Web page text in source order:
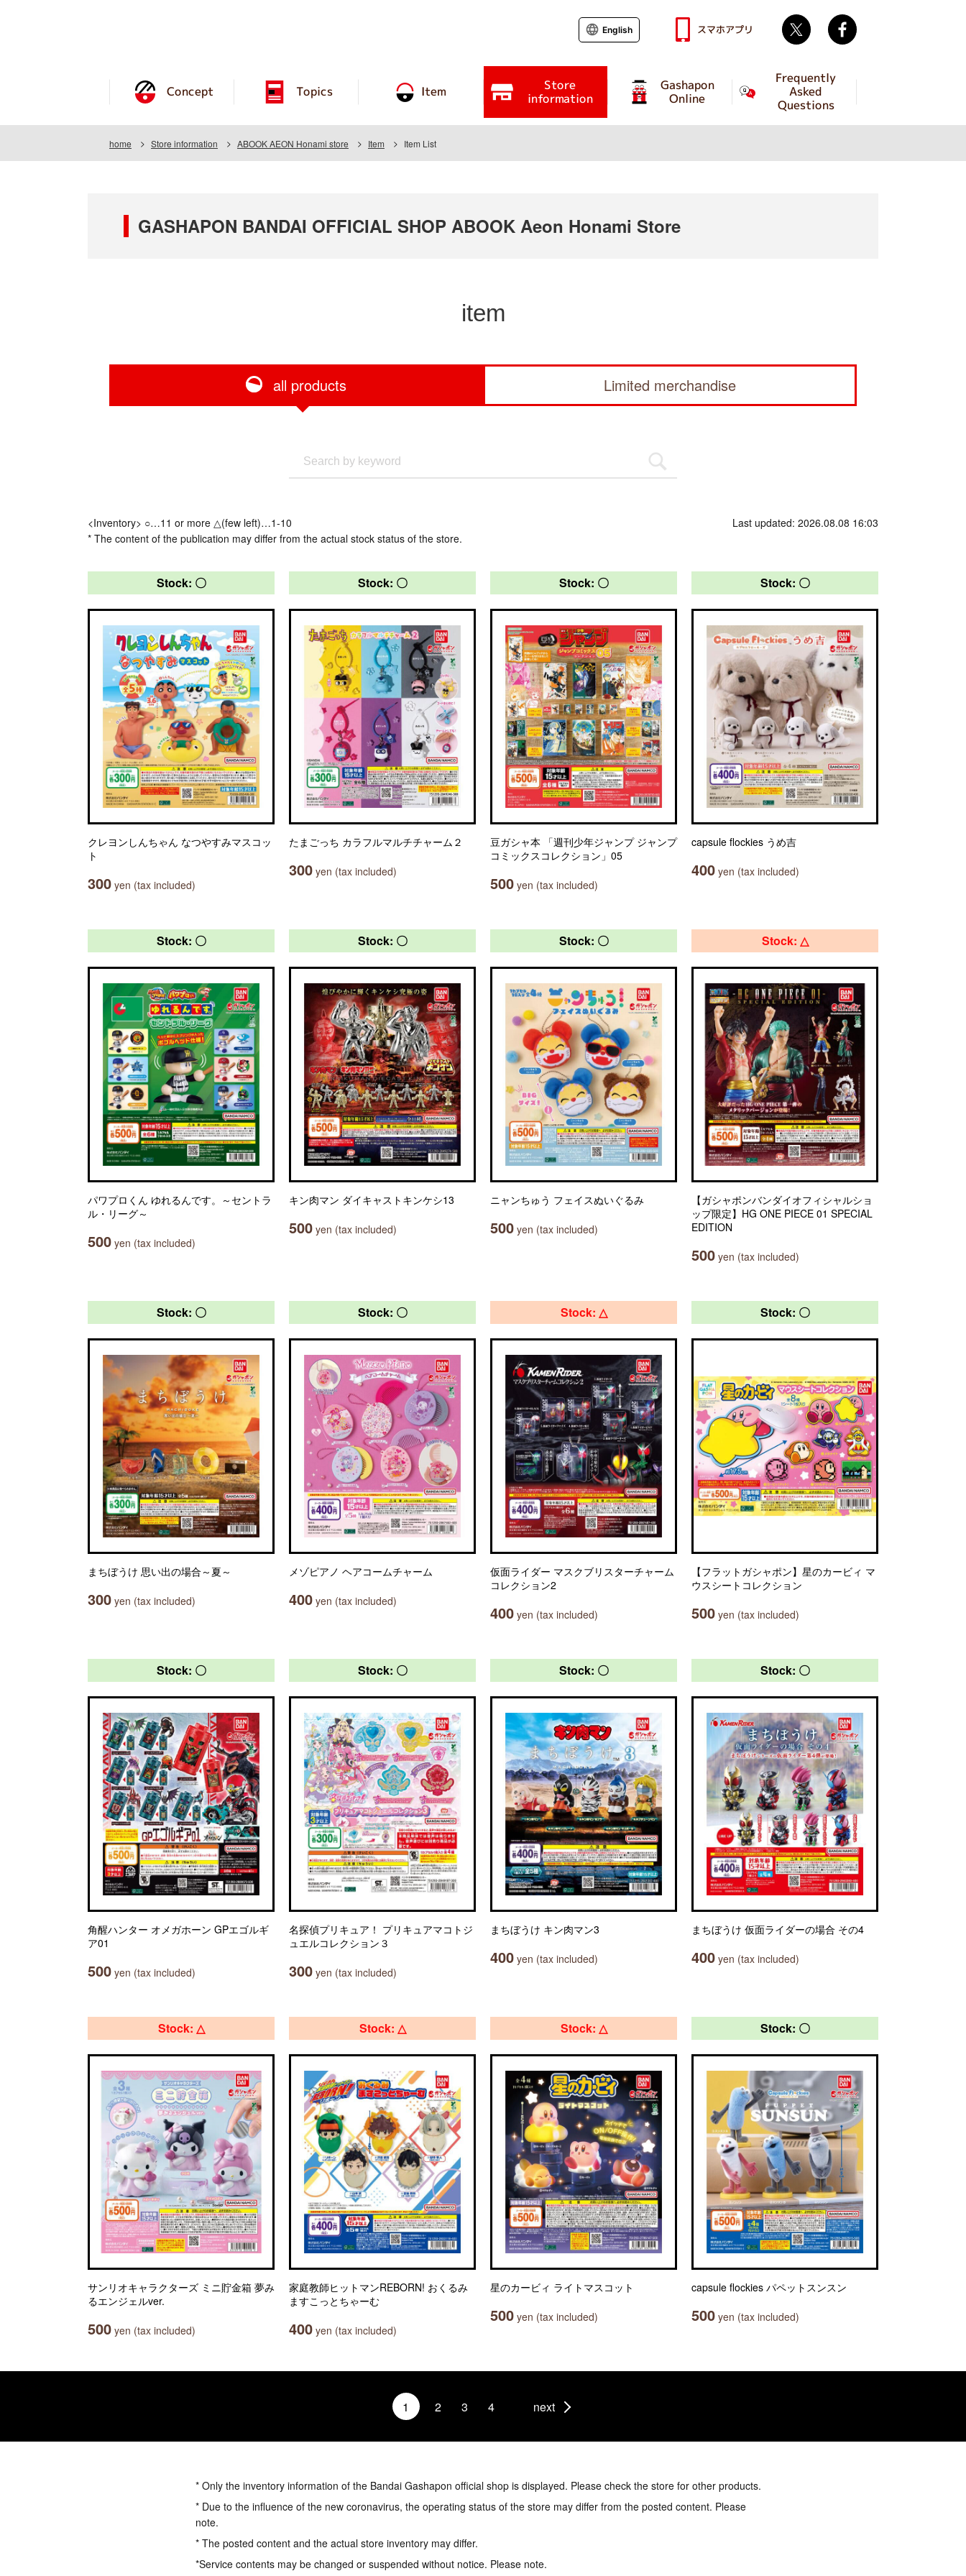
Concept Topics Item Store
information
Gashapon
Online
Frequently
Asked
Questions
English スマホアプリ Twitter
home Store information ABOOK AEON Honami store Item Item List
GASHAPON BANDAI OFFICIAL SHOP ABOOK Aeon Honami Store
item
all products Limited merchandise
<Inventory> ○…11 or more △(few left)…1-10
* The content of the publication may differ from the actual stock status of the store.
Last updated: 2026.08.08 16:03
Stock: 〇
クレヨンしんちゃん なつやすみマスコッ
ト
300 yen (tax included)
Stock: 〇
たまごっち カラフルマルチチャーム２
300 yen (tax included)
Stock: 〇
豆ガシャ本 「週刊少年ジャンプ ジャンプ
コミックスコレクション」05
500 yen (tax included)
Stock: 〇
capsule flockies うめ吉
400 yen (tax included)
Stock: 〇
パワプロくん ゆれるんです。～セントラ
ル・リーグ～
500 yen (tax included)
Stock: 〇
キン肉マン ダイキャストキンケシ13
500 yen (tax included)
Stock: 〇
ニャンちゅう フェイスぬいぐるみ
500 yen (tax included)
Stock: △
【ガシャポンバンダイオフィシャルショ
ップ限定】HG ONE PIECE 01 SPECIAL
EDITION
500 yen (tax included)
Stock: 〇
まちぼうけ 思い出の場合～夏～
300 yen (tax included)
Stock: 〇
メゾピアノ ヘアコームチャーム
400 yen (tax included)
Stock: △
仮面ライダー マスクブリスターチャーム
コレクション2
400 yen (tax included)
Stock: 〇
【フラットガシャポン】星のカービィ マ
ウスシートコレクション
500 yen (tax included)
Stock: 〇
角醒ハンター オメガホーン GPエゴルギ
ア01
500 yen (tax included)
Stock: 〇
名探偵プリキュア！ プリキュアマコトジ
ュエルコレクション３
300 yen (tax included)
Stock: 〇
まちぼうけ キン肉マン3
400 yen (tax included)
Stock: 〇
まちぼうけ 仮面ライダーの場合 その4
400 yen (tax included)
Stock: △
サンリオキャラクターズ ミニ貯金箱 夢み
るエンジェルver.
500 yen (tax included)
Stock: △
家庭教師ヒットマンREBORN! おくるみ
ますこっとちゃーむ
400 yen (tax included)
Stock: △
星のカービィ ライトマスコット
500 yen (tax included)
Stock: 〇
capsule flockies パペットスンスン
500 yen (tax included)
1 2 3 4 next
* Only the inventory information of the Bandai Gashapon official shop is displayed. Please check the store for other products.
* Due to the influence of the new coronavirus, the operating status of the store may differ from the posted content. Please
note.
* The posted content and the actual store inventory may differ.
*Service contents may be changed or suspended without notice. Please note.